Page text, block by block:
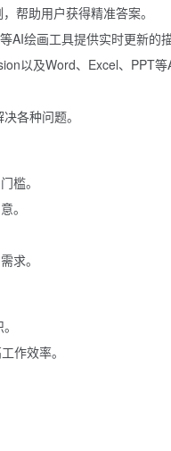
帮助用户获得精准答案。
AI绘画工具提供实时更新的
以及Word、Excel、PPT等
各种问题。
槛。
。
求。
作效率。